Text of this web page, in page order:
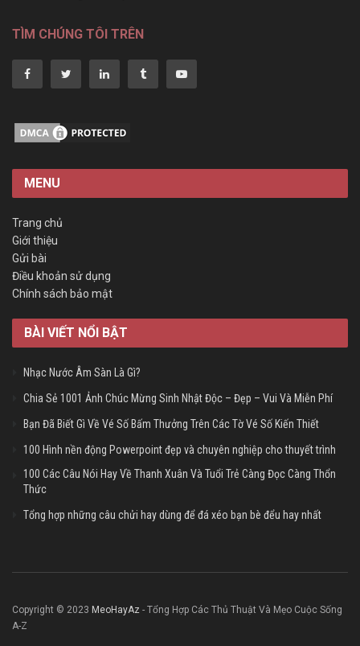
TÌM CHÚNG TÔI TRÊN
MENU
Trang chủ
Giới thiệu
Gửi bài
Điều khoản sử dụng
Chính sách bảo mật
BÀI VIẾT NỔI BẬT
Nhạc Nước Âm Sàn Là Gì?
Chia Sẻ 1001 Ảnh Chúc Mừng Sinh Nhật Độc – Đẹp – Vui Và Miễn Phí
Bạn Đã Biết Gì Về Vé Số Bấm Thưởng Trên Các Tờ Vé Số Kiến Thiết
100 Hình nền động Powerpoint đẹp và chuyên nghiệp cho thuyết trình
100 Các Câu Nói Hay Về Thanh Xuân Và Tuổi Trẻ Càng Đọc Càng Thổn
Thức
Tổng hợp những câu chửi hay dùng để đá xéo bạn bè đểu hay nhất
Copyright © 2023 MeoHayAz - Tổng Hợp Các Thủ Thuật Và Mẹo Cuộc Sống
A-Z